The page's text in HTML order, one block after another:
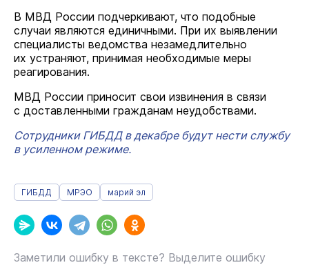
В МВД России подчеркивают, что подобные
случаи являются единичными. При их выявлении
специалисты ведомства незамедлительно
их устраняют, принимая необходимые меры
реагирования.
МВД России приносит свои извинения в связи
с доставленными гражданам неудобствами.
Сотрудники ГИБДД в декабре будут нести службу
в усиленном режиме.
ГИБДД МРЭО марий эл
Заметили ошибку в тексте? Выделите ошибку